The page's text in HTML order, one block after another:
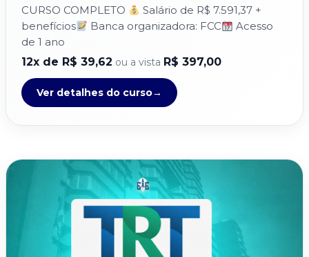
CURSO COMPLETO
Salário de R$ 7.591,37 +
benefícios
Banca organizadora: FCC
Acesso
de 1 ano
12x de R$ 39,62 ou a vista R$ 397,00
Ver detalhes do curso→